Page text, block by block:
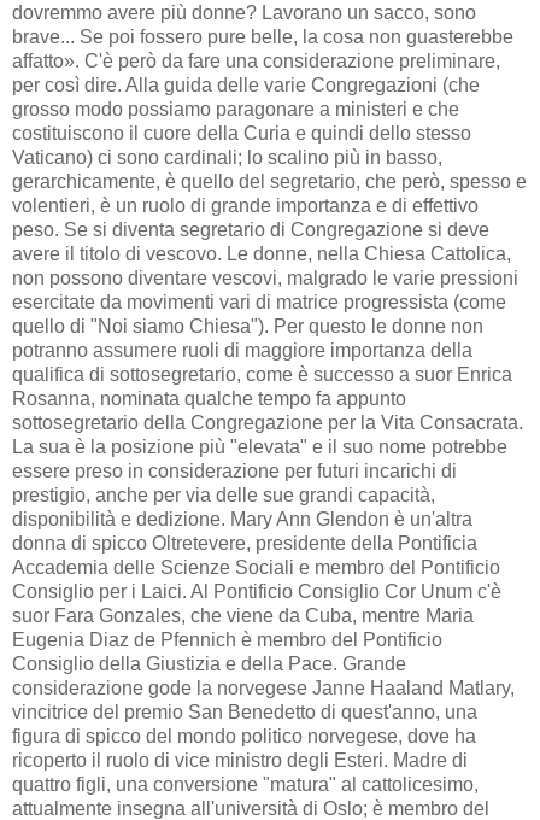
dovremmo avere più donne? Lavorano un sacco, sono
brave... Se poi fossero pure belle, la cosa non guasterebbe
affatto». C'è però da fare una considerazione preliminare,
per così dire. Alla guida delle varie Congregazioni (che
grosso modo possiamo paragonare a ministeri e che
costituiscono il cuore della Curia e quindi dello stesso
Vaticano) ci sono cardinali; lo scalino più in basso,
gerarchicamente, è quello del segretario, che però, spesso e
volentieri, è un ruolo di grande importanza e di effettivo
peso. Se si diventa segretario di Congregazione si deve
avere il titolo di vescovo. Le donne, nella Chiesa Cattolica,
non possono diventare vescovi, malgrado le varie pressioni
esercitate da movimenti vari di matrice progressista (come
quello di "Noi siamo Chiesa"). Per questo le donne non
potranno assumere ruoli di maggiore importanza della
qualifica di sottosegretario, come è successo a suor Enrica
Rosanna, nominata qualche tempo fa appunto
sottosegretario della Congregazione per la Vita Consacrata.
La sua è la posizione più "elevata" e il suo nome potrebbe
essere preso in considerazione per futuri incarichi di
prestigio, anche per via delle sue grandi capacità,
disponibilità e dedizione. Mary Ann Glendon è un'altra
donna di spicco Oltretevere, presidente della Pontificia
Accademia delle Scienze Sociali e membro del Pontificio
Consiglio per i Laici. Al Pontificio Consiglio Cor Unum c'è
suor Fara Gonzales, che viene da Cuba, mentre Maria
Eugenia Diaz de Pfennich è membro del Pontificio
Consiglio della Giustizia e della Pace. Grande
considerazione gode la norvegese Janne Haaland Matlary,
vincitrice del premio San Benedetto di quest'anno, una
figura di spicco del mondo politico norvegese, dove ha
ricoperto il ruolo di vice ministro degli Esteri. Madre di
quattro figli, una conversione "matura" al cattolicesimo,
attualmente insegna all'università di Oslo; è membro del